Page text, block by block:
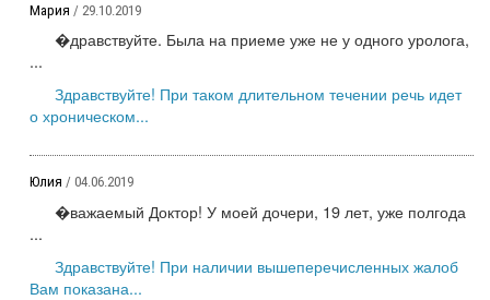
Мария / 29.10.2019
�дравствуйте. Была на приеме уже не у одного уролога,
...
Здравствуйте! При таком длительном течении речь идет
о хроническом...
Юлия / 04.06.2019
�важаемый Доктор! У моей дочери, 19 лет, уже полгода
...
Здравствуйте! При наличии вышеперечисленных жалоб
Вам показана...